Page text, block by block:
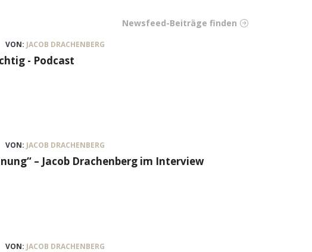
Newsfeed-Beiträge finden
VON: JACOB DRACHENBERG
- Podcast
VON: JACOB DRACHENBERG
– Jacob Drachenberg im Interview
VON: JACOB DRACHENBERG